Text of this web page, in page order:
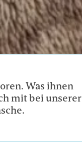
Was ihnen
mit bei unserer